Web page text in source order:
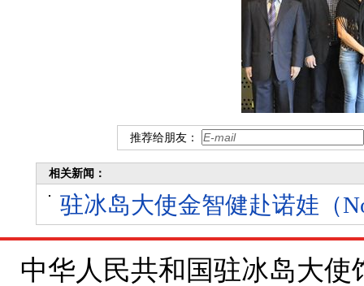
推荐给朋友：
相关新闻：
驻冰岛大使金智健赴诺娃（
中华人民共和国驻冰岛大使